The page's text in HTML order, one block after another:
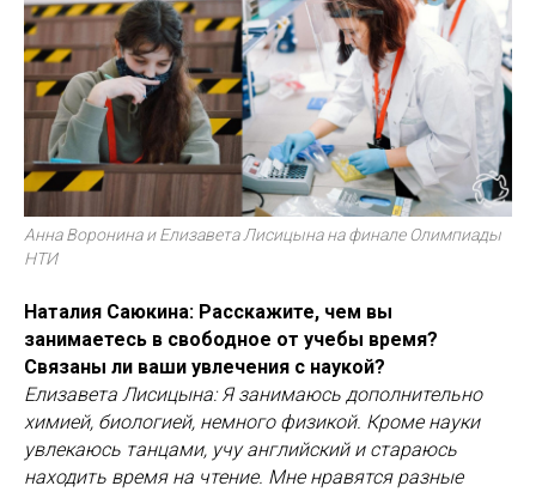
Анна Воронина и Елизавета Лисицына на финале Олимпиады
НТИ
Наталия Саюкина: Расскажите, чем вы
занимаетесь в свободное от учебы время?
Связаны ли ваши увлечения с наукой?
Елизавета Лисицына: Я занимаюсь дополнительно
химией, биологией, немного физикой. Кроме науки
увлекаюсь танцами, учу английский и стараюсь
находить время на чтение. Мне нравятся разные